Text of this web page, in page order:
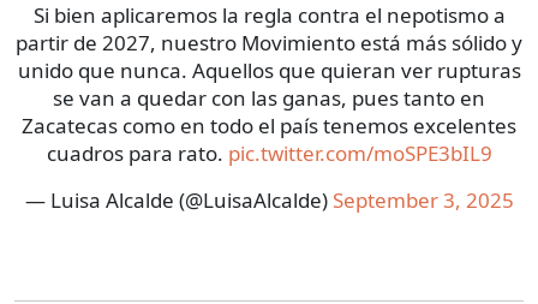
Si bien aplicaremos la regla contra el nepotismo a
partir de 2027, nuestro Movimiento está más sólido y
unido que nunca. Aquellos que quieran ver rupturas
se van a quedar con las ganas, pues tanto en
Zacatecas como en todo el país tenemos excelentes
cuadros para rato. pic.twitter.com/moSPE3bIL9
— Luisa Alcalde (@LuisaAlcalde) September 3, 2025